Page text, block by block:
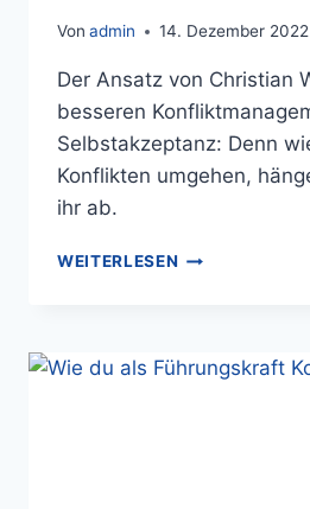
Von admin 14. Dezember 2022
Der Ansatz von Christian
besseren
Selbstakzeptanz: Denn
Konflikten umgehen,
ihr ab.
WEITERLESEN